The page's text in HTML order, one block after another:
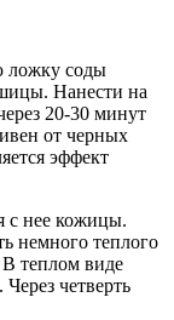
ложку соды
Нанести на
20-30 минут
от черных
эффект
с нее кожицы.
немного теплого
теплом виде
четверть